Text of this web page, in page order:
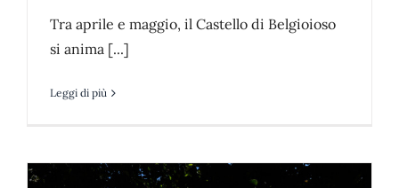
Tra aprile e maggio, il Castello di Belgioioso
si anima [...]
Leggi di più